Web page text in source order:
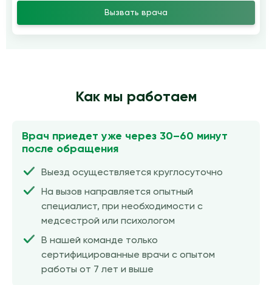
Вызвать врача
Как мы работаем
Врач приедет уже через 30–60 минут
после обращения
Выезд осуществляется круглосуточно
На вызов направляется опытный
специалист, при необходимости с
медсестрой или психологом
В нашей команде только
сертифицированные врачи с опытом
работы от 7 лет и выше